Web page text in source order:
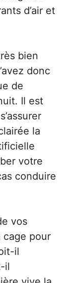
d’air et
bien
donc
de
Il est
la
votre
conduire
vos
cage pour
il
il